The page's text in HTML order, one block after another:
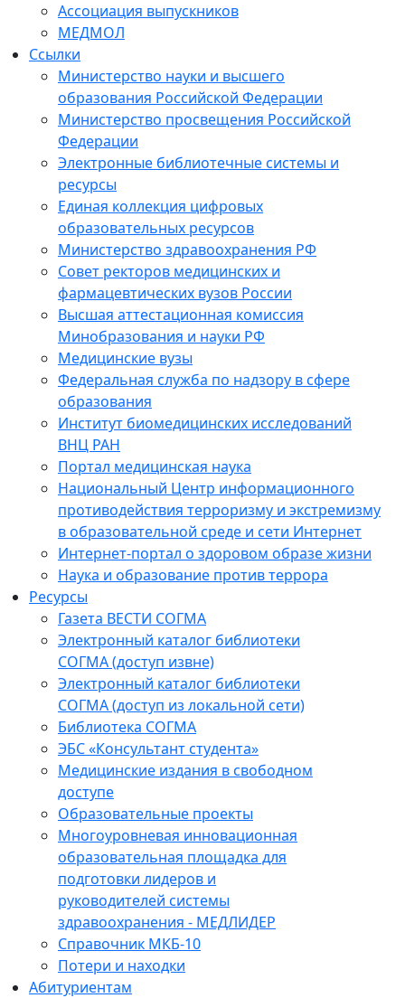
Ассоциация выпускников
МЕДМОЛ
Ссылки
Министерство науки и высшего
образования Российской Федерации
Министерство просвещения Российской
Федерации
Электронные библиотечные системы и
ресурсы
Единая коллекция цифровых
образовательных ресурсов
Министерство здравоохранения РФ
Совет ректоров медицинских и
фармацевтических вузов России
Высшая аттестационная комиссия
Минобразования и науки РФ
Медицинские вузы
Федеральная служба по надзору в сфере
образования
Институт биомедицинских исследований
ВНЦ РАН
Портал медицинская наука
Национальный Центр информационного
противодействия терроризму и экстремизму
в образовательной среде и сети Интернет
Интернет-портал о здоровом образе жизни
Наука и образование против террора
Ресурсы
Газета ВЕСТИ СОГМА
Электронный каталог библиотеки
СОГМА (доступ извне)
Электронный каталог библиотеки
СОГМА (доступ из локальной сети)
Библиотека СОГМА
ЭБС «Консультант студента»
Медицинские издания в свободном
доступе
Образовательные проекты
Многоуровневая инновационная
образовательная площадка для
подготовки лидеров и
руководителей системы
здравоохранения - МЕДЛИДЕР
Справочник МКБ-10
Потери и находки
Абитуриентам